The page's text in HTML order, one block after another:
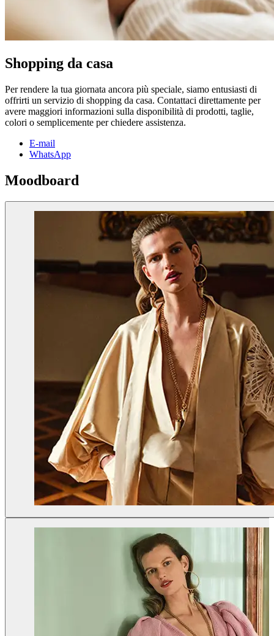
Shopping da casa
Per rendere la tua giornata ancora più speciale, siamo entusiasti di
offrirti un servizio di shopping da casa. Contattaci direttamente per
avere maggiori informazioni sulla disponibilità di prodotti, taglie,
colori o semplicemente per chiedere assistenza.
E-mail
WhatsApp
Moodboard